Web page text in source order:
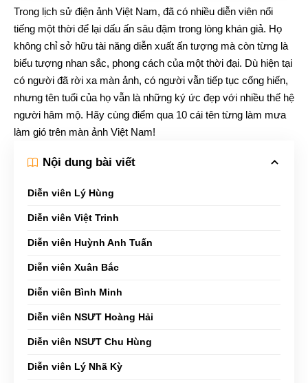
Trong lịch sử điện ảnh Việt Nam, đã có nhiều diễn viên nổi
tiếng một thời để lại dấu ấn sâu đậm trong lòng khán giả. Họ
không chỉ sở hữu tài năng diễn xuất ấn tượng mà còn từng là
biểu tượng nhan sắc, phong cách của một thời đại. Dù hiện tại
có người đã rời xa màn ảnh, có người vẫn tiếp tục cống hiến,
nhưng tên tuổi của họ vẫn là những ký ức đẹp với nhiều thế hệ
người hâm mộ. Hãy cùng điểm qua 10 cái tên từng làm mưa
làm gió trên màn ảnh Việt Nam!
Nội dung bài viết
Diễn viên Lý Hùng
Diễn viên Việt Trinh
Diễn viên Huỳnh Anh Tuấn
Diễn viên Xuân Bắc
Diễn viên Bình Minh
Diễn viên NSƯT Hoàng Hải
Diễn viên NSƯT Chu Hùng
Diễn viên Lý Nhã Kỳ